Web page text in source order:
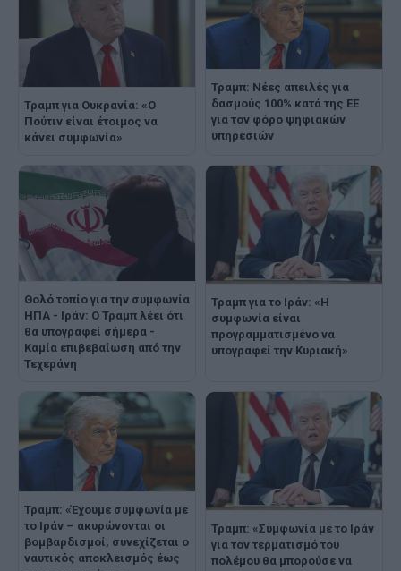
Τραμπ για Ουκρανία: «Ο
Πούτιν είναι έτοιμος να
κάνει συμφωνία»
Τραμπ: Νέες απειλές για
δασμούς 100% κατά της ΕΕ
για τον φόρο ψηφιακών
υπηρεσιών
Θολό τοπίο για την συμφωνία
ΗΠΑ - Ιράν: Ο Τραμπ λέει ότι
θα υπογραφεί σήμερα -
Καμία επιβεβαίωση από την
Τεχεράνη
Τραμπ για το Ιράν: «Η
συμφωνία είναι
προγραμματισμένο να
υπογραφεί την Κυριακή»
Τραμπ: «Έχουμε συμφωνία με
το Ιράν – ακυρώνονται οι
βομβαρδισμοί, συνεχίζεται ο
ναυτικός αποκλεισμός έως
Τραμπ: «Συμφωνία με το Ιράν
για τον τερματισμό του
πολέμου θα μπορούσε να